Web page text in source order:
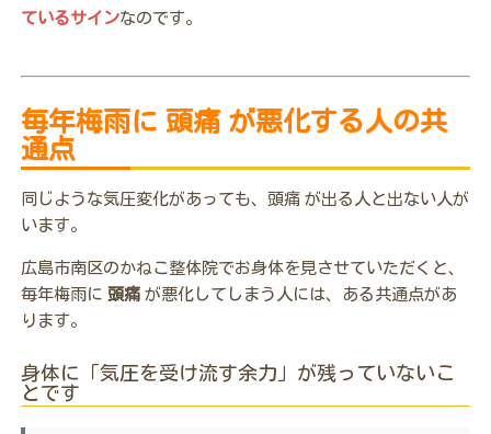
ているサインなのです。
毎年梅雨に 頭痛 が悪化する人の共
通点
同じような気圧変化があっても、頭痛 が出る人と出ない人が
います。
広島市南区のかねこ整体院でお身体を見させていただくと、
毎年梅雨に 頭痛 が悪化してしまう人には、ある共通点があ
ります。
身体に「気圧を受け流す余力」が残っていないこ
とです